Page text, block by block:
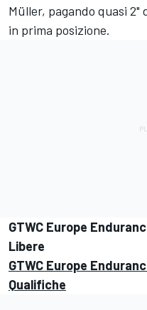
Müller, pagando quasi
in prima posizione.
GTWC Europe
Libere
GTWC Europe
Qualifiche